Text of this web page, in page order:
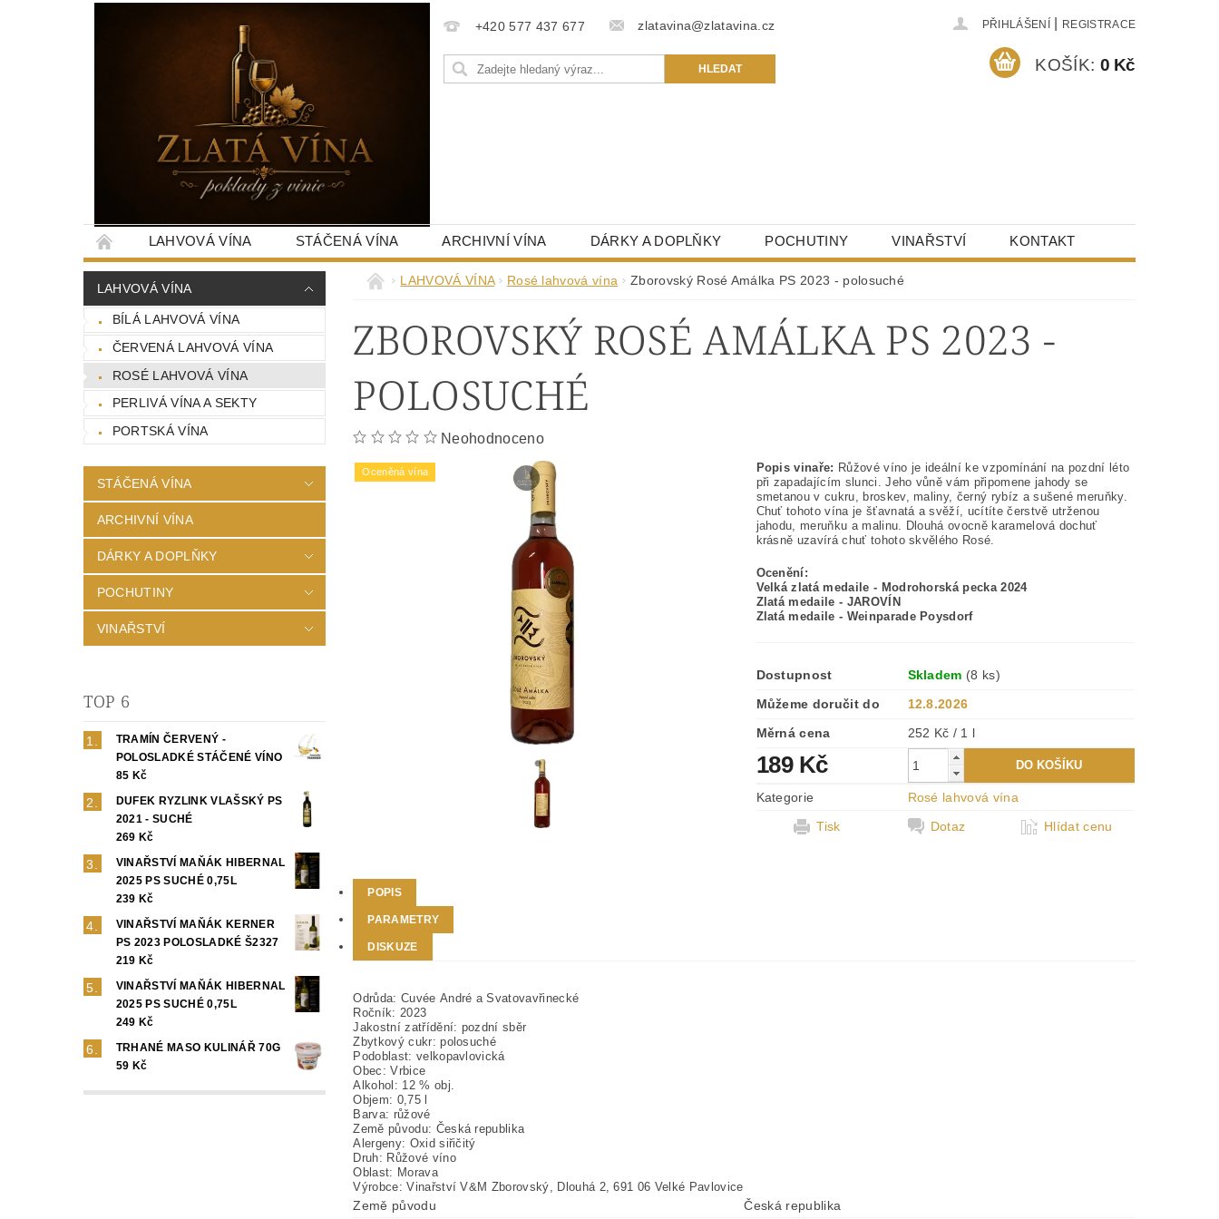
+420 577 437 677 zlatavina@zlatavina.cz PŘIHLÁŠENÍ REGISTRACE
KOŠÍK: 0 Kč
LAHVOVÁ VÍNA STÁČENÁ VÍNA ARCHIVNÍ VÍNA DÁRKY A DOPLŇKY POCHUTINY VINAŘSTVÍ KONTAKT
LAHVOVÁ VÍNA
BÍLÁ LAHVOVÁ VÍNA
ČERVENÁ LAHVOVÁ VÍNA
ROSÉ LAHVOVÁ VÍNA
PERLIVÁ VÍNA A SEKTY
PORTSKÁ VÍNA
STÁČENÁ VÍNA
ARCHIVNÍ VÍNA
DÁRKY A DOPLŇKY
POCHUTINY
VINAŘSTVÍ
TOP 6
TRAMÍN ČERVENÝ -
POLOSLADKÉ STÁČENÉ VÍNO
85 Kč
DUFEK RYZLINK VLAŠSKÝ PS
2021 - SUCHÉ
269 Kč
VINAŘSTVÍ MAŇÁK HIBERNAL
2025 PS SUCHÉ 0,75L
239 Kč
VINAŘSTVÍ MAŇÁK KERNER
PS 2023 POLOSLADKÉ Š2327
219 Kč
VINAŘSTVÍ MAŇÁK HIBERNAL
2025 PS SUCHÉ 0,75L
249 Kč
TRHANÉ MASO KULINÁŘ 70G
59 Kč
LAHVOVÁ VÍNA Rosé lahvová vína Zborovský Rosé Amálka PS 2023 - polosuché
ZBOROVSKÝ ROSÉ AMÁLKA PS 2023 -
POLOSUCHÉ
Neohodnoceno
Oceněná vína Popis vinaře: Růžové víno je ideální ke vzpomínání na pozdní léto
při zapadajícím slunci. Jeho vůně vám připomene jahody se
smetanou v cukru, broskev, maliny, černý rybíz a sušené meruňky.
Chuť tohoto vína je šťavnatá a svěží, ucítíte čerstvě utrženou
jahodu, meruňku a malinu. Dlouhá ovocně karamelová dochuť
krásně uzavírá chuť tohoto skvělého Rosé.
Ocenění:
Velká zlatá medaile - Modrohorská pecka 2024
Zlatá medaile - JAROVÍN
Zlatá medaile - Weinparade Poysdorf
Dostupnost Skladem (8 ks)
Můžeme doručit do
12.8.2026
Měrná cena
252 Kč / 1 l
189 Kč
Kategorie
Rosé lahvová vína
Tisk
Dotaz Hlídat cenu
POPIS
PARAMETRY
DISKUZE
Odrůda: Cuvée André a Svatovavřinecké
Ročník: 2023
Jakostní zatřídění: pozdní sběr
Zbytkový cukr:polosuché
Podoblast: velkopavlovická
Obec:Vrbice
Alkohol: 12 % obj.
Objem: 0,75 l
Barva: růžové
Země původu: Česká republika
Alergeny: Oxid siřičitý
Druh: Růžové víno
Oblast: Morava
Výrobce:Vinařství V&M Zborovský, Dlouhá 2, 691 06 Velké Pavlovice
Země původu Česká republika